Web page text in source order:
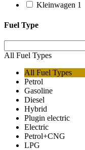
Kleinwagen 1
Fuel Type
All Fuel Types
All Fuel Types
Petrol
Gasoline
Diesel
Hybrid
Plugin electric
Electric
Petrol+CNG
LPG